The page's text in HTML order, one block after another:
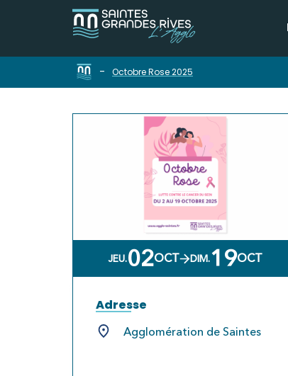
- Octobre Rose 2025
JEU.02OCT DIM.19OCT
Adresse
Agglomération de Saintes